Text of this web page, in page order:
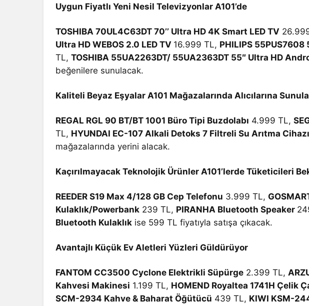
Uygun Fiyatlı Yeni Nesil Televizyonlar A101’de
TOSHIBA 70UL4C63DT 70’’ Ultra HD 4K Smart LED TV
Ultra HD WEBOS 2.0 LED TV 16.999 TL, PHILIPS 55PUS7608
TL,TOSHIBA 55UA2263DT/ 55UA2363DT 55″ Ultra HD
beğenilere sunulacak.
Kaliteli Beyaz Eşyalar A101 Mağazalarında Alıcılarına
REGAL RGL 90 BT/BT 1001 Büro Tipi Buzdolabı 4.999 TL,
TL, HYUNDAI EC-107 Alkali Detoks 7 Filtreli Su Arıtma Cihazı
mağazalarında yerini alacak.
Kaçırılmayacak Teknolojik Ürünler A101’lerde Tüketicileri
REEDER S19 Max 4/128 GB Cep Telefonu 3.999 TL,
Kulaklık/Powerbank 239 TL, PIRANHA Bluetooth Speaker
Bluetooth Kulaklık ise 599 TL fiyatıyla satışa çıkacak.
Avantajlı Küçük Ev Aletleri Yüzleri Güldürüyor
FANTOM CC3500 Cyclone Elektrikli Süpürge 2.399 TL,
Kahvesi Makinesi 1.199 TL, HOMEND Royaltea 1741H Çelik
SCM-2934 Kahve & Baharat Öğütücü 439 TL, KIWI KSM-